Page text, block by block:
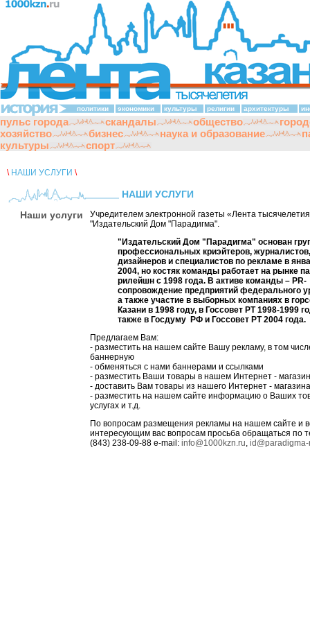
политики экономики культуры религии архитектуры
пульс города скандалы общество
хозяйство
бизнес наука и образование
культуры
спорт
\ НАШИ УСЛУГИ \
НАШИ УСЛУГИ
Наши услуги
Учредителем электронной газеты «Лента
"Издательский Дом "Парадигма".
"Издательский Дом "Парадигма" основан
профессиональных криэйтеров, журналистов,
дизайнеров и специалистов по рекламе в
2004, но костяк команды работает на рынке
рилейшн с 1998 года. В активе команды – PR-
сопровождение предприятий федерального
а также участие в выборных компаниях в
Казани в 1998 году, в Госсовет РТ 1998-1999
также в Госдуму РФ и Госсовет РТ 2004 года.
Предлагаем Вам:
- разместить на нашем сайте Вашу рекламу, в том
баннерную
- обменяться с нами баннерами и ссылками
- разместить Ваши товары в нашем Интернет -
- доставить Вам товары из нашего Интернет - магазина
- разместить на нашем сайте информацию о Ваших
услугах и т.д.
По вопросам размещения рекламы на нашем сайте и
интересующим вас вопросам просьба обращаться по
(843) 238-09-88 e-mail: info@1000kzn.ru,